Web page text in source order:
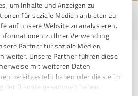
um Inhalte und Anzeigen zu
für soziale Medien anbieten zu
auf unsere Website zu analysieren.
zu Ihrer Verwendung
Partner für soziale Medien,
weiter. Unsere Partner führen diese
mit weiteren Daten
bereitgestellt haben oder die sie im
der Dienste gesammelt haben.
|Letzte Aktualisierung: 12.10.2023|Profil
melden
zu weiteren
aus dem Bereich